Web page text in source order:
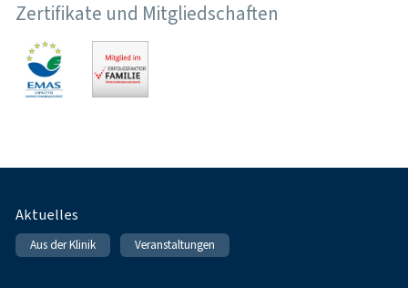
Zertifikate und Mitgliedschaften
Fußnavigation
Aktuelles
Aus der Klinik Veranstaltungen